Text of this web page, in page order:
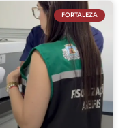
FORTALEZA